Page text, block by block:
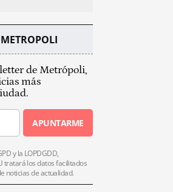
de Metrópoli,
más
APUNTARME
y la LOPDGDD,
tratará los datos facilitados
noticias de actualidad.